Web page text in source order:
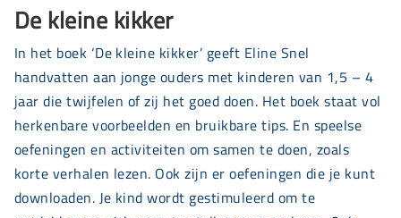
De kleine kikker
In het boek ‘De kleine kikker’ geeft Eline Snel
handvatten aan jonge ouders met kinderen van 1,5 – 4
jaar die twijfelen of zij het goed doen. Het boek staat vol
herkenbare voorbeelden en bruikbare tips. En speelse
oefeningen en activiteiten om samen te doen, zoals
korte verhalen lezen. Ook zijn er oefeningen die je kunt
downloaden. Je kind wordt gestimuleerd om te